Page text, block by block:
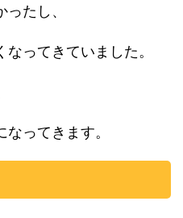
たし、
ってきていました。
ってきます。